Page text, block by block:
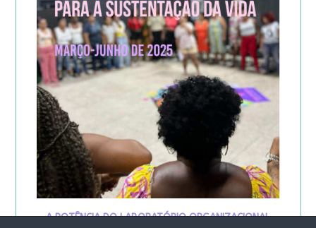
A POTÊNCIA DO LABORATÓRIO ORGANIZACIONAL